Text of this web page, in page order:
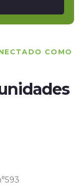
COMO